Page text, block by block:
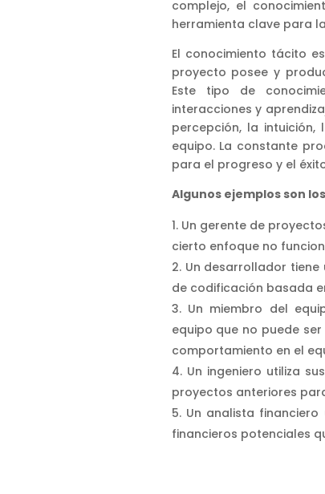
complejo, el
herramienta clave para
El conocimiento tácito
proyecto posee y
Este tipo de
interacciones y
percepción, la
equipo. La constante
para el progreso y el
Algunos ejemplos son
Un gerente de
cierto enfoque no
Un desarrollador tiene
de codificación basada
Un miembro del
equipo que no puede
comportamiento en el
Un ingeniero utiliza
proyectos anteriores
Un analista
financieros potenciales